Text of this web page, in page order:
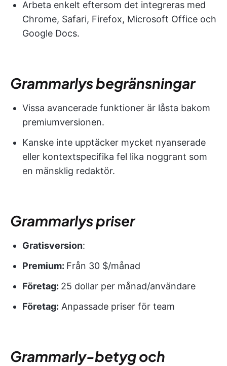
Arbeta enkelt eftersom det integreras med
Chrome, Safari, Firefox, Microsoft Office och
Google Docs.
Grammarlys begränsningar
Vissa avancerade funktioner är låsta bakom
premiumversionen.
Kanske inte upptäcker mycket nyanserade
eller kontextspecifika fel lika noggrant som
en mänsklig redaktör.
Grammarlys priser
Gratisversion:
Premium: Från 30 $/månad
Företag: 25 dollar per månad/användare
Företag: Anpassade priser för team
Grammarly-betyg och